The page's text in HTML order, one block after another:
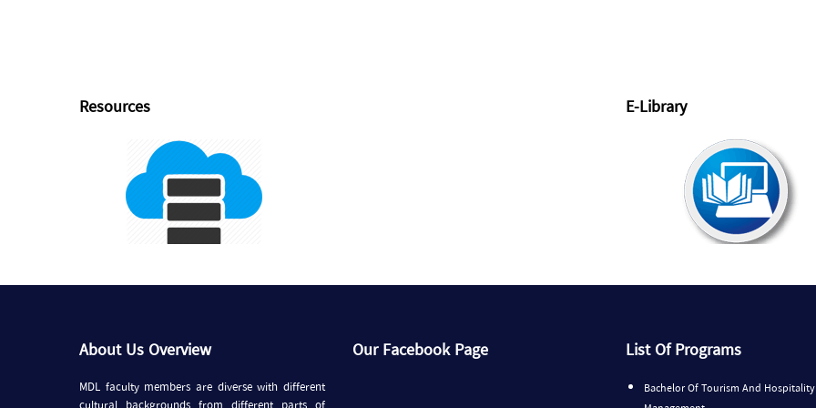
Resources E-Library
About Us Overview
MDL faculty members are diverse with different
Our Facebook Page List Of Programs
Bachelor Of Tourism And Hospitality